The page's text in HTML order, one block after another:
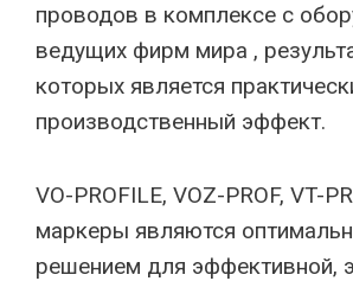
проводов в комплексе с
ведущих фирм мира ,
которых является
производственный эффект.
VO-PROFILE, VOZ-PROF, VT-
маркеры являются
решением для эффективной,